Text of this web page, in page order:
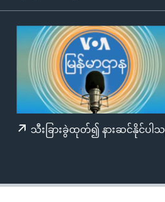
သီးခြားခွဲထုတ်၍ နားဆင်နိုင်ပါ